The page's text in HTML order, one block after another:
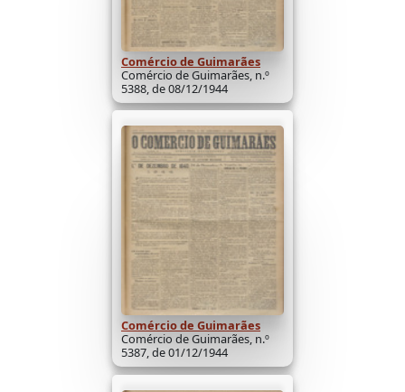
Comércio de Guimarães
Comércio de Guimarães, n.º
5388, de 08/12/1944
Comércio de Guimarães
Comércio de Guimarães, n.º
5387, de 01/12/1944